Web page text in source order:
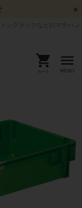
ングラックなどのマテハン
カート MENU